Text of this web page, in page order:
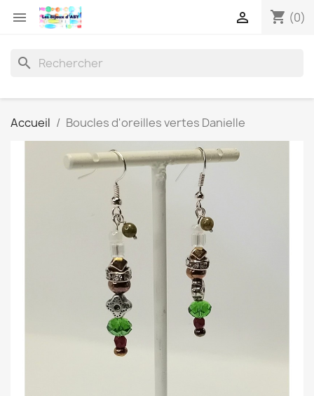
 shopping_cart (0)

search
Accueil Boucles d'oreilles vertes Danielle